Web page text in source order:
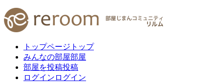
トップページ トップ
みんなの部屋部屋
部屋を投稿投稿
ログイン ログイン